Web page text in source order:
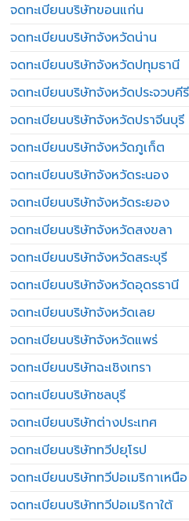
จดทะเบียนบริษัทขอนแก่น
จดทะเบียนบริษัทจังหวัดน่าน
จดทะเบียนบริษัทจังหวัดปทุมธานี
จดทะเบียนบริษัทจังหวัดประจวบคี
จดทะเบียนบริษัทจังหวัดปราจีนบุรี
จดทะเบียนบริษัทจังหวัดภูเก็ต
จดทะเบียนบริษัทจังหวัดระนอง
จดทะเบียนบริษัทจังหวัดระยอง
จดทะเบียนบริษัทจังหวัดสงขลา
จดทะเบียนบริษัทจังหวัดสระบุรี
จดทะเบียนบริษัทจังหวัดอุดรธานี
จดทะเบียนบริษัทจังหวัดเลย
จดทะเบียนบริษัทจังหวัดแพร่
จดทะเบียนบริษัทฉะเชิงเทรา
จดทะเบียนบริษัทชลบุรี
จดทะเบียนบริษัทต่างประเทศ
จดทะเบียนบริษัททวีปยุโรป
จดทะเบียนบริษัททวีปอเมริกาเหนือ
จดทะเบียนบริษัททวีปอเมริกาใต้